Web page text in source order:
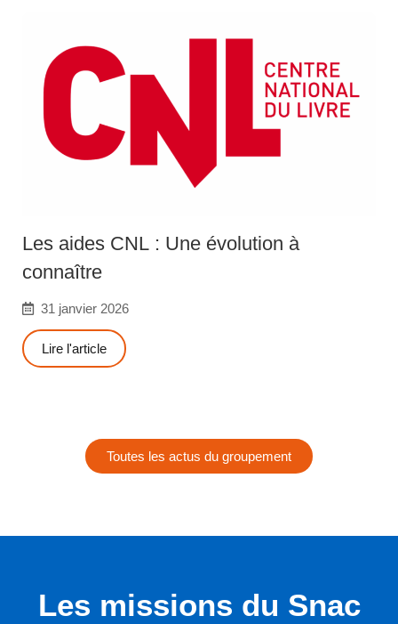
Les aides CNL : Une évolution à
connaître
31 janvier 2026
Lire l'article
Toutes les actus du groupement
Les missions du Snac